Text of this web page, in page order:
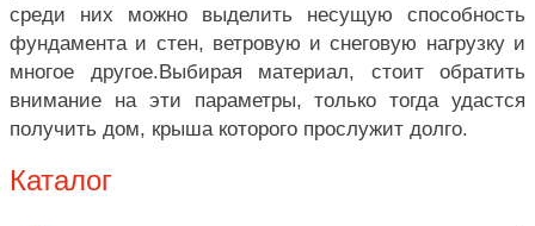
среди них можно выделить несущую способность
фундамента и стен, ветровую и снеговую нагрузку и
многое другое.Выбирая материал, стоит обратить
внимание на эти параметры, только тогда удастся
получить дом, крыша которого прослужит долго.
Каталог